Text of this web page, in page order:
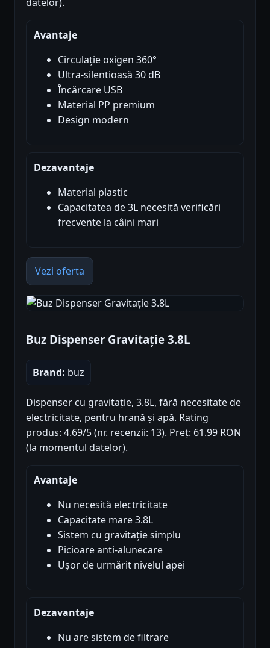
Avantaje
Circulație oxigen 360°
Ultra-silentioasă 30 dB
Încărcare USB
Material PP premium
Design modern
Dezavantaje
Material plastic
Capacitatea de 3L necesită verificări
frecvente la câini mari
Vezi oferta
Buz Dispenser Gravitație 3.8L
Brand: buz
Dispenser cu gravitație, 3.8L, fără necesitate de
electricitate, pentru hrană și apă. Rating
produs: 4.69/5 (nr. recenzii: 13). Preț: 61.99 RON
(la momentul datelor).
Avantaje
Nu necesită electricitate
Capacitate mare 3.8L
Sistem cu gravitație simplu
Picioare anti-alunecare
Ușor de urmărit nivelul apei
Dezavantaje
Nu are sistem de filtrare